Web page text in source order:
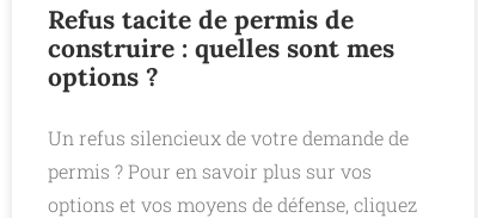
Refus tacite de permis de
construire : quelles sont mes
options ?
Un refus silencieux de votre demande de
permis ? Pour en savoir plus sur vos
options et vos moyens de défense, cliquez